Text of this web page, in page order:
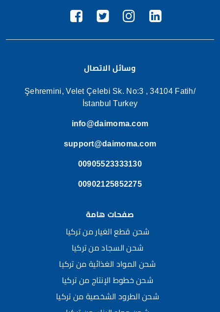
وسائل الاتصال
Şehremini, Velet Çelebi Sk. No:3 , 34104 Fatih/
İstanbul Turkey
info@daimoma.com
support@daimoma.com
00905523333130
00902125852275
صفحات هامة
شحن قطع الغيار من تركيا
شحن السجاد من تركيا
شحن المواد الغذائية من تركيا
شحن خطوط الإنتاج من تركيا
شحن الطرود الشخصية من تركيا